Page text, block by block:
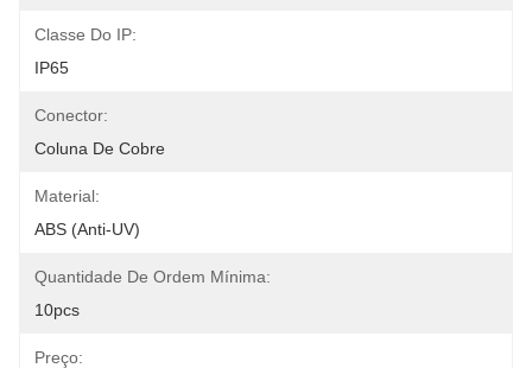
Classe Do IP:
IP65
Conector:
Coluna De Cobre
Material:
ABS (anti-UV)
Quantidade De Ordem Mínima:
10pcs
Preço: